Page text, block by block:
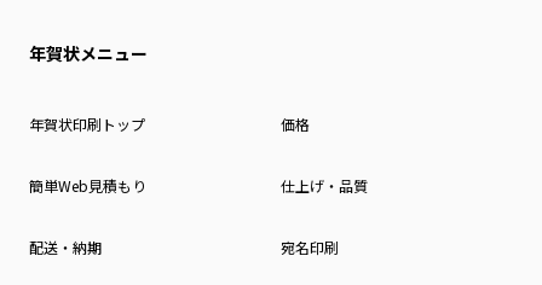
年賀状メニュー
年賀状印刷トップ 価格
簡単Web見積もり 仕上げ・品質
配送・納期 宛名印刷